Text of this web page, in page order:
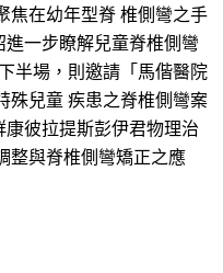
焦在幼年型脊 椎側彎之手
一步瞭解兒童脊椎側彎
半場，則邀請「馬偕醫院
殊兒童 疾患之脊椎側彎案
彼拉提斯彭伊君物理治
整與脊椎側彎矯正之應